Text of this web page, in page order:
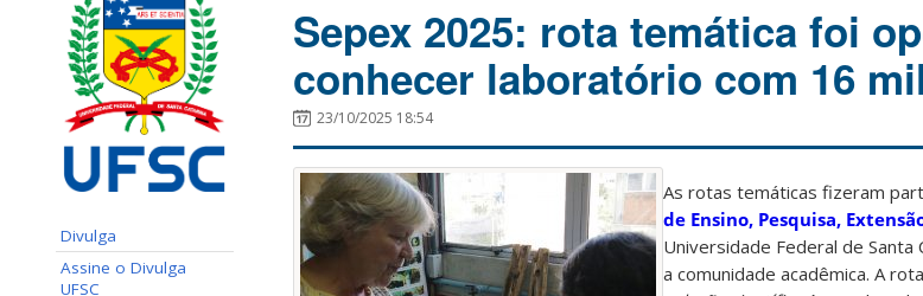
Divulga
Assine o Divulga
UFSC
Sepex 2025: rota temática foi
conhecer laboratório com 16
23/10/2025 18:54
As rotas temáticas fizeram
de Ensino, Pesquisa,
Universidade Federal de Santa
a comunidade acadêmica. A rota